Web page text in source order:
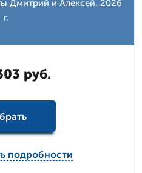
Дмитрий и Алексей, 2026
г.
руб.
подробности